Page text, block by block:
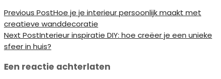
Previous PostHoe je je interieur persoonlijk maakt met
creatieve wanddecoratie
Next PostInterieur inspiratie DIY: hoe creëer je een unieke
sfeer in huis?
Een reactie achterlaten